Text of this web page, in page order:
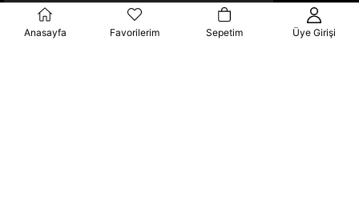
Anasayfa Favorilerim Sepetim Üye Girişi